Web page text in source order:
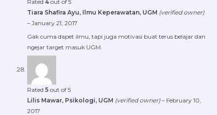
Rated 4 out of 5
Tiara Shafira Ayu, Ilmu Keperawatan, UGM (verified owner)
– January 21, 2017
Gak cuma dapet ilmu, tapi juga motivasi buat terus belajar dan
ngejar target masuk UGM.
Rated 5 out of 5
Lilis Mawar, Psikologi, UGM (verified owner) – February 10,
2017